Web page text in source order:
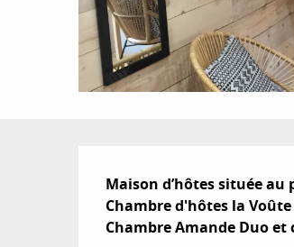
Description
Maison d’hôtes située
Chambre d'hôtes la
Chambre Amande Duo